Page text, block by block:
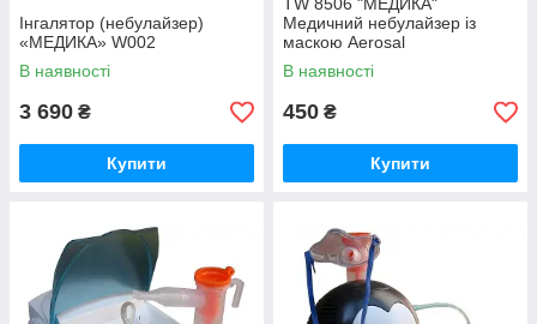
Інгалятор (небулайзер)
«МЕДИКА» W002
В наявності
3 690 ₴
Купити
Медичний небулайзер із
маскою Aerosal
В наявності
450 ₴
Купити